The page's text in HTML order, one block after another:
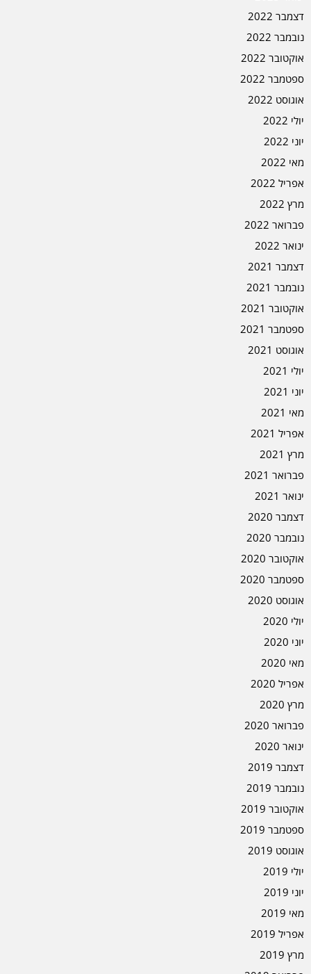
דצמבר 2022
נובמבר 2022
אוקטובר 2022
ספטמבר 2022
אוגוסט 2022
יולי 2022
יוני 2022
מאי 2022
אפריל 2022
מרץ 2022
פברואר 2022
ינואר 2022
דצמבר 2021
נובמבר 2021
אוקטובר 2021
ספטמבר 2021
אוגוסט 2021
יולי 2021
יוני 2021
מאי 2021
אפריל 2021
מרץ 2021
פברואר 2021
ינואר 2021
דצמבר 2020
נובמבר 2020
אוקטובר 2020
ספטמבר 2020
אוגוסט 2020
יולי 2020
יוני 2020
מאי 2020
אפריל 2020
מרץ 2020
פברואר 2020
ינואר 2020
דצמבר 2019
נובמבר 2019
אוקטובר 2019
ספטמבר 2019
אוגוסט 2019
יולי 2019
יוני 2019
מאי 2019
אפריל 2019
מרץ 2019